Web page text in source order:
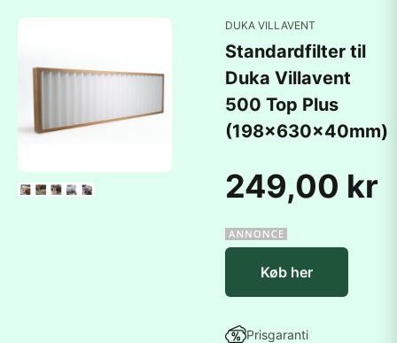
DUKA VILLAVENT
Standardfilter til
Duka Villavent
500 Top Plus
(198x630x40mm)
249,00 kr
Køb her
Prisgaranti